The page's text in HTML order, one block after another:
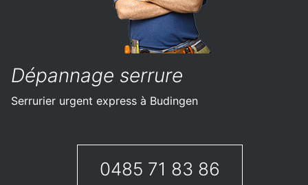
Dépannage serrure
Serrurier urgent express à Budingen
0485 71 83 86